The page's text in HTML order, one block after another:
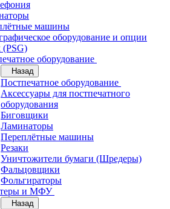
машины
оборудование и опции
(PSG)
оборудование
Назад
Постпечатное оборудование
Аксессуары для постпечатного
оборудования
Биговщики
Ламинаторы
Переплётные машины
Резаки
Уничтожители бумаги (Шредеры)
Фальцовщики
Фольгираторы
и МФУ
Назад